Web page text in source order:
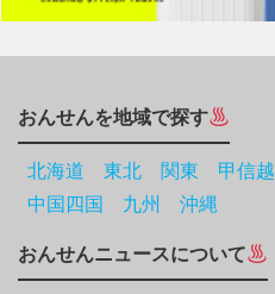
おんせんを地域で探す
北海道 東北 関東 甲信越
中国四国
九州 沖縄
おんせんニュースについて